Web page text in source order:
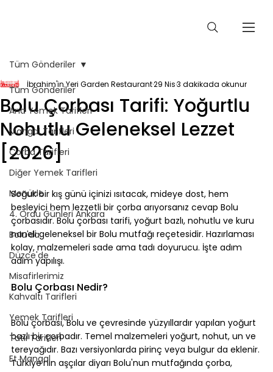
Tüm Gönderiler
Ana Yemek Tarifleri
Mangal Tarifleri
Çorba Tarifleri
Diğer Yemek Tarifleri
Menüde
4. Ordu Günleri Ankara
Bolu'da
Düzce'de
Misafirlerimiz
Kahvaltı Tarifleri
Yemek Tarifleri
Tatlı Tarifleri
Et Mangal
Tüm Gönderiler
Bolu Çorbası Tarifi: Yoğurtlu
Nohutlu Geleneksel Lezzet
[2026]
İbrahim'in Yeri Garden Restaurant29 Nis3 dakikada okunur
Soğuk bir kış günü içinizi ısıtacak, mideye dost, hem
besleyici hem lezzetli bir çorba arıyorsanız cevap Bolu
çorbasıdır. Bolu çorbası tarifi, yoğurt bazlı, nohutlu ve kuru
naneli geleneksel bir Bolu mutfağı reçetesidir. Hazırlaması
kolay, malzemeleri sade ama tadı doyurucu. İşte adım
adım yapılışı.
⠀
Bolu Çorbası Nedir?
Bolu çorbası, Bolu ve çevresinde yüzyıllardır yapılan yoğurt
bazlı bir çorbadır. Temel malzemeleri yoğurt, nohut, un ve
tereyağıdır. Bazı versiyonlarda pirinç veya bulgur da eklenir.
Türkiye'nin aşçılar diyarı Bolu'nun mutfağında çorba,